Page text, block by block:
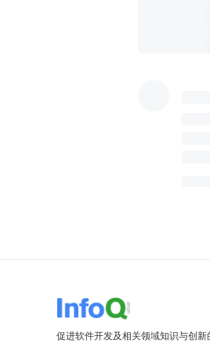
促进软件开发及相关领域知识与创新